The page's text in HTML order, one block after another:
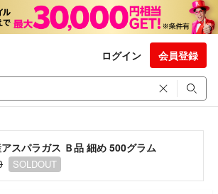
ログイン 会員登録
スパラガス Ｂ品 細め 500グラム
SOLDOUT